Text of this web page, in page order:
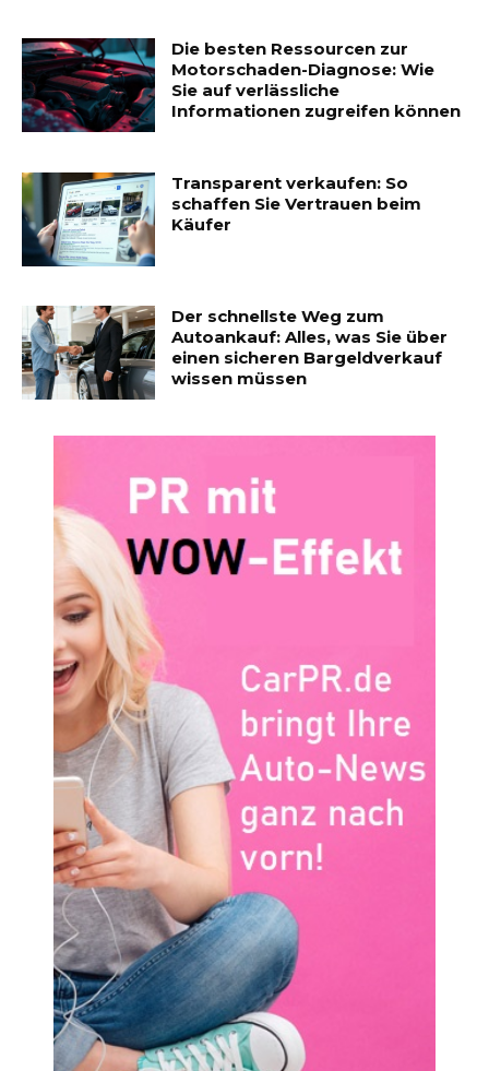
Die besten Ressourcen zur
Motorschaden-Diagnose: Wie
Sie auf verlässliche
Informationen zugreifen können
Transparent verkaufen: So
schaffen Sie Vertrauen beim
Käufer
Der schnellste Weg zum
Autoankauf: Alles, was Sie über
einen sicheren Bargeldverkauf
wissen müssen